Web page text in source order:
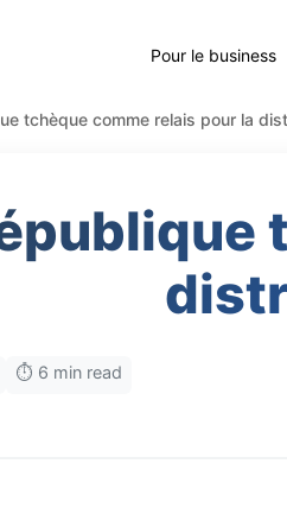
Pour le business
tchèque comme relais pour la
⏱️ 6 min read